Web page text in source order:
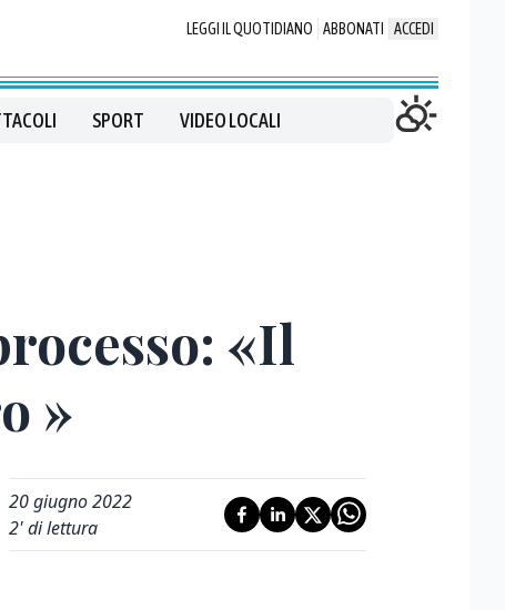
LEGGI IL QUOTIDIANO ABBONATI ACCEDI
SPORT VIDEO LOCALI
«Il
»
20 giugno 2022
2' di lettura